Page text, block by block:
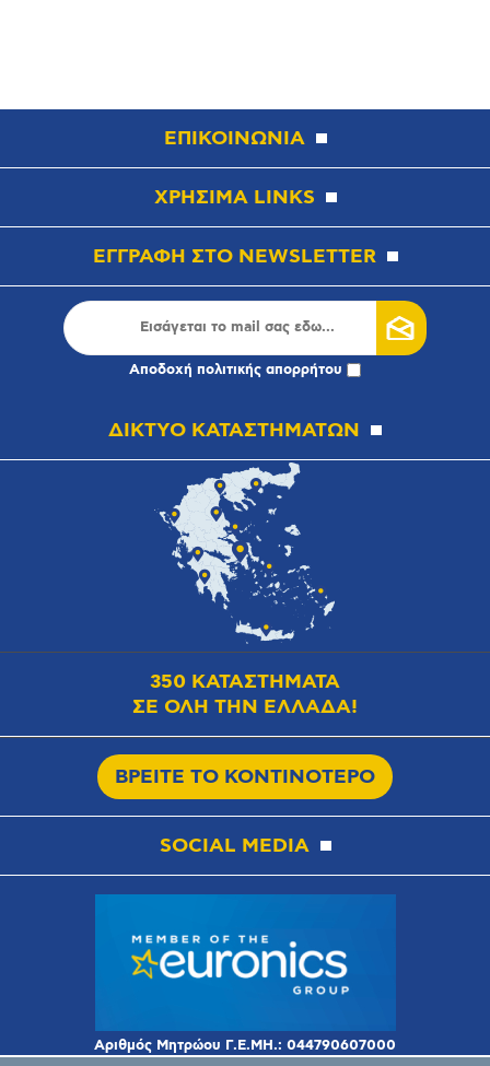
ΕΠΙΚΟΙΝΩΝΙΑ
ΧΡΗΣΙΜΑ LINKS
ΕΓΓΡΑΦΗ ΣΤΟ NEWSLETTER
Αποδοχή πολιτικής απορρήτου
ΔΙΚΤΥΟ ΚΑΤΑΣΤΗΜΑΤΩΝ
350 ΚΑΤΑΣΤΗΜΑΤΑ
ΣΕ ΟΛΗ ΤΗΝ ΕΛΛΑΔΑ!
ΒΡΕΙΤΕ ΤΟ ΚΟΝΤΙΝΟΤΕΡΟ
SOCIAL MEDIA